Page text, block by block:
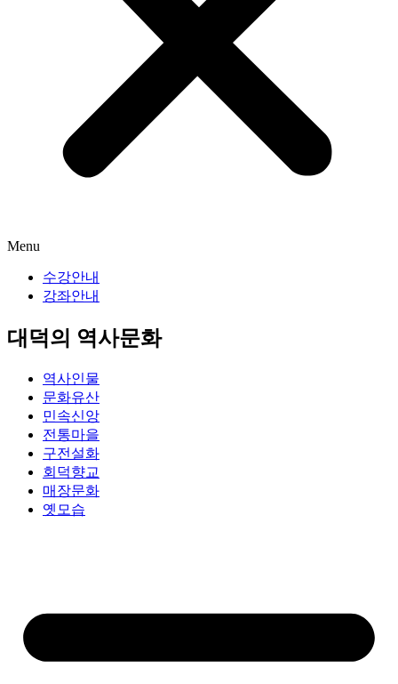
Menu
수강안내
강좌안내
대덕의 역사문화
역사인물
문화유산
민속신앙
전통마을
구전설화
회덕향교
매장문화
옛모습